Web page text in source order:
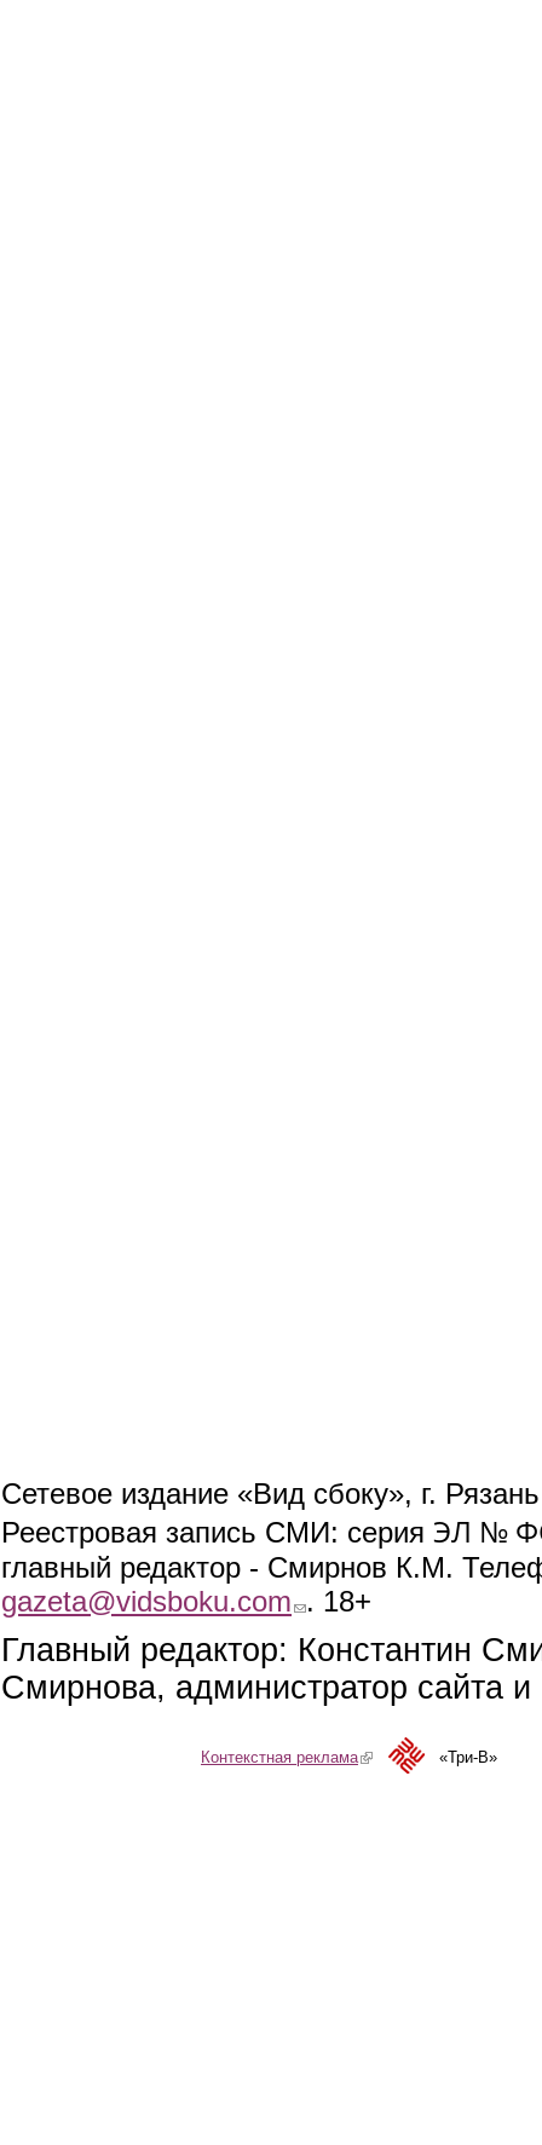
Сетевое издание «Вид сбоку», г.
Реестровая запись СМИ: серия ЭЛ №
главный редактор - Смирнов К.М.
gazeta@vidsboku.com (link sends e-mail)
. 18+
Главный редактор: Константин
Смирнова, администратор сайта
Контекстная реклама(link is external)«Три-В»